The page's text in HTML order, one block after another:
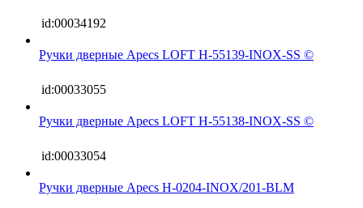
id:00034192
Ручки дверные Apecs LOFT H-55139-INOX-SS ©
id:00033055
Ручки дверные Apecs LOFT H-55138-INOX-SS ©
id:00033054
Ручки дверные Apecs H-0204-INOX/201-BLM